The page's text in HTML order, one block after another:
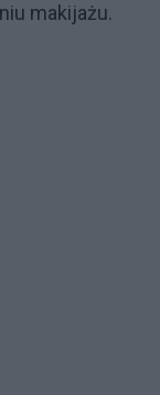
makijażu.